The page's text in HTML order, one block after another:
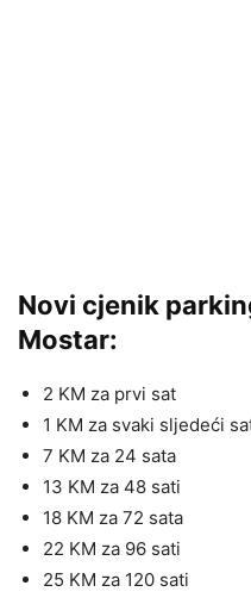
Novi cjenik
Mostar:
2 KM za prvi sat
1 KM za svaki sljedeći
7 KM za 24 sata
13 KM za 48 sati
18 KM za 72 sata
22 KM za 96 sati
25 KM za 120 sati